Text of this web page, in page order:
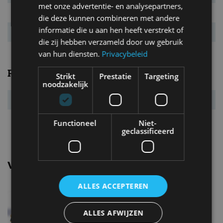
CO₂-emissie 123 g/km
Energielabel B
Prestaties
Acc. 0-100 km/u 9,7 s
Topsnelheid
Vergelijkbare uitvoeringen
Opel Astra1.2 Turbo (110 pk)
met onze advertentie- en analysepartners,
die deze kunnen combineren met andere
informatie die u aan hen heeft verstrekt of
die zij hebben verzameld door uw gebruik
van hun diensten. Privacybeleid
Strikt
noodzakelijk
Prestatie Targeting
Functioneel
Niet-
geclassificeerd
ALLES ACCEPTEREN
ALLES AFWIJZEN